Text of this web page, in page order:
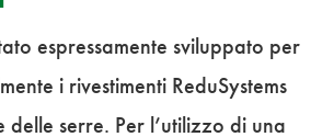
espressamente sviluppato per
i rivestimenti ReduSystems
serre. Per l’utilizzo di una